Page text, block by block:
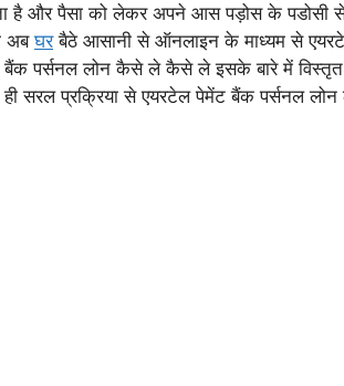
है और पैसा को लेकर अपने आस पड़ोस के पडोसी से
अबघरबैठे आसानी से ऑनलाइन के माध्यम से
पर्सनल लोन कैसे ले कैसे ले इसके बारे में विस्तृत
प्रक्रिया से एयरटेल पेमेंट बैंक पर्सनल लोन ले